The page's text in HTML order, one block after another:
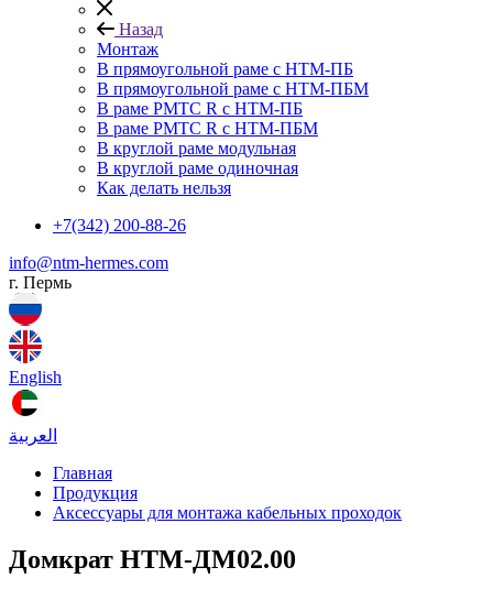
Назад
Монтаж
В прямоугольной раме с НТМ-ПБ
В прямоугольной раме с НТМ-ПБМ
В раме РМТС R с НТМ-ПБ
В раме РМТС R с НТМ-ПБМ
В круглой раме модульная
В круглой раме одиночная
Как делать нельзя
+7(342) 200-88-26
info@ntm-hermes.com
г. Пермь
English
العربية
Главная
Продукция
Аксессуары для монтажа кабельных проходок
Домкрат НТМ-ДМ02.00